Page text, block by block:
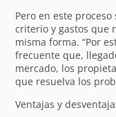
Pero en este
criterio y gastos que
misma forma. “Por
frecuente que,
mercado, los
que resuelva los
Ventajas y